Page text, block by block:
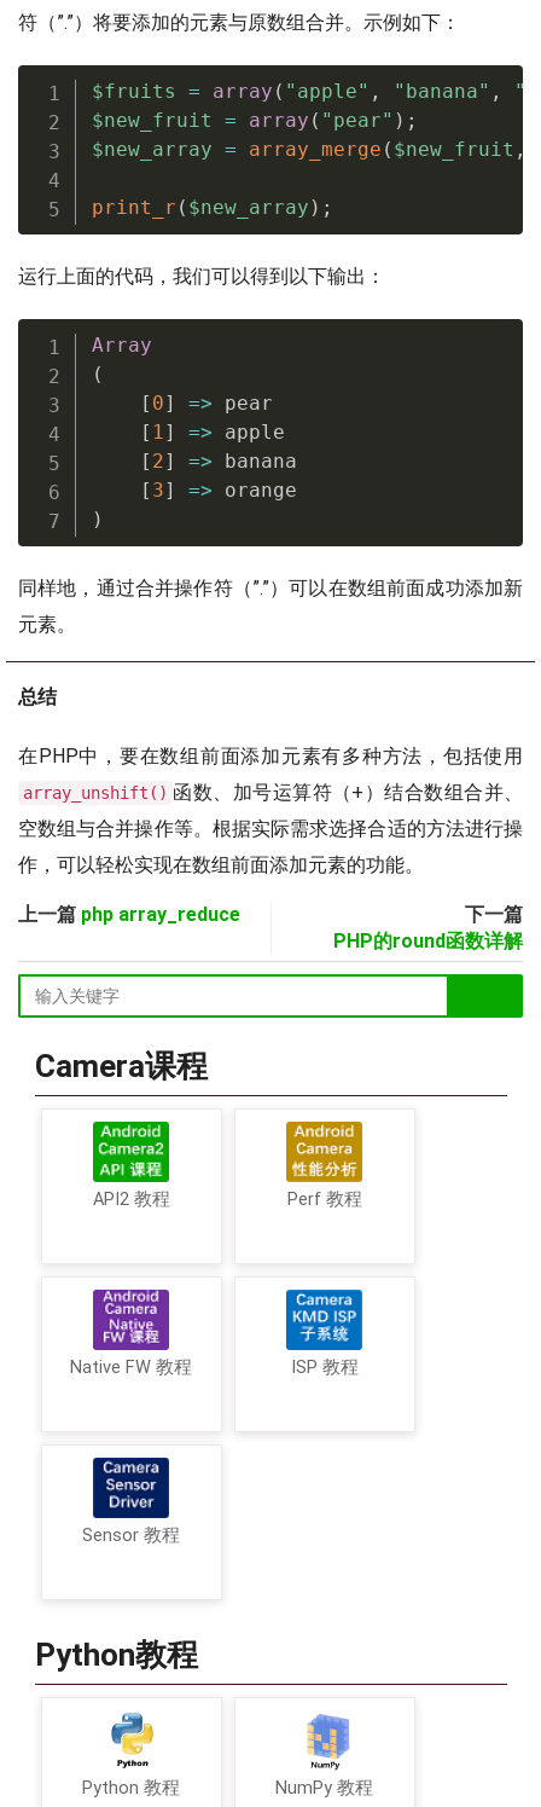
符（”.”）将要添加的元素与原数组合并。示例如下：
$fruits = array ( "apple" , "banana" ,
$new_fruit
= array ( "pear" ) ;
$new_array = array_merge ( $new_fruit ,
print_r ( $new_array ) ;
运行上面的代码，我们可以得到以下输出：
Array
(
[ 0] => pear
[ 1] => apple
[ 2] => banana
[ 3] =>
)
同样地，通过合并操作符（”.”）可以在数组前面成功添加新
元素。
总结
在PHP中，要在数组前面添加元素有多种方法，包括使用
array_unshift() 函数、加号运算符（+）结合数组合并、
空数组与合并操作等。根据实际需求选择合适的方法进行操
作，可以轻松实现在数组前面添加元素的功能。
上一篇 php array_reduce
下一篇
PHP的round函数详解
Camera课程
API2 教程 Perf 教程
Native FW 教程 ISP 教程
Sensor 教程
Python教程
Python 教程 NumPy 教程